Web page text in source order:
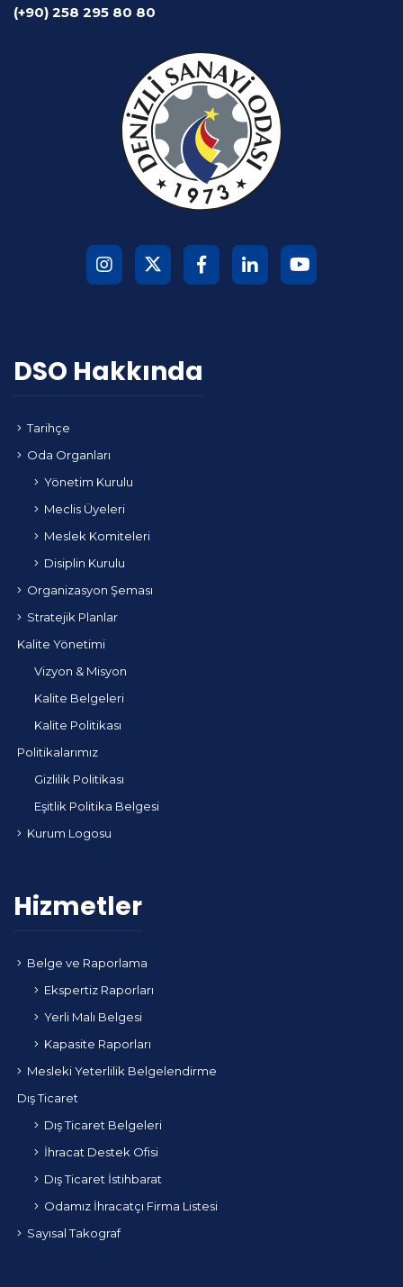
(+90) 258 295 80 80
DSO Hakkında
Tarihçe
Oda Organları
Yönetim Kurulu
Meclis Üyeleri
Meslek Komiteleri
Disiplin Kurulu
Organizasyon Şeması
Stratejik Planlar
Kalite Yönetimi
Vizyon & Misyon
Kalite Belgeleri
Kalite Politikası
Politikalarımız
Gizlilik Politikası
Eşitlik Politika Belgesi
Kurum Logosu
Hizmetler
Belge ve Raporlama
Ekspertiz Raporları
Yerli Malı Belgesi
Kapasite Raporları
Mesleki Yeterlilik Belgelendirme
Dış Ticaret
Dış Ticaret Belgeleri
İhracat Destek Ofisi
Dış Ticaret İstihbarat
Odamız İhracatçı Firma Listesi
Sayısal Takograf